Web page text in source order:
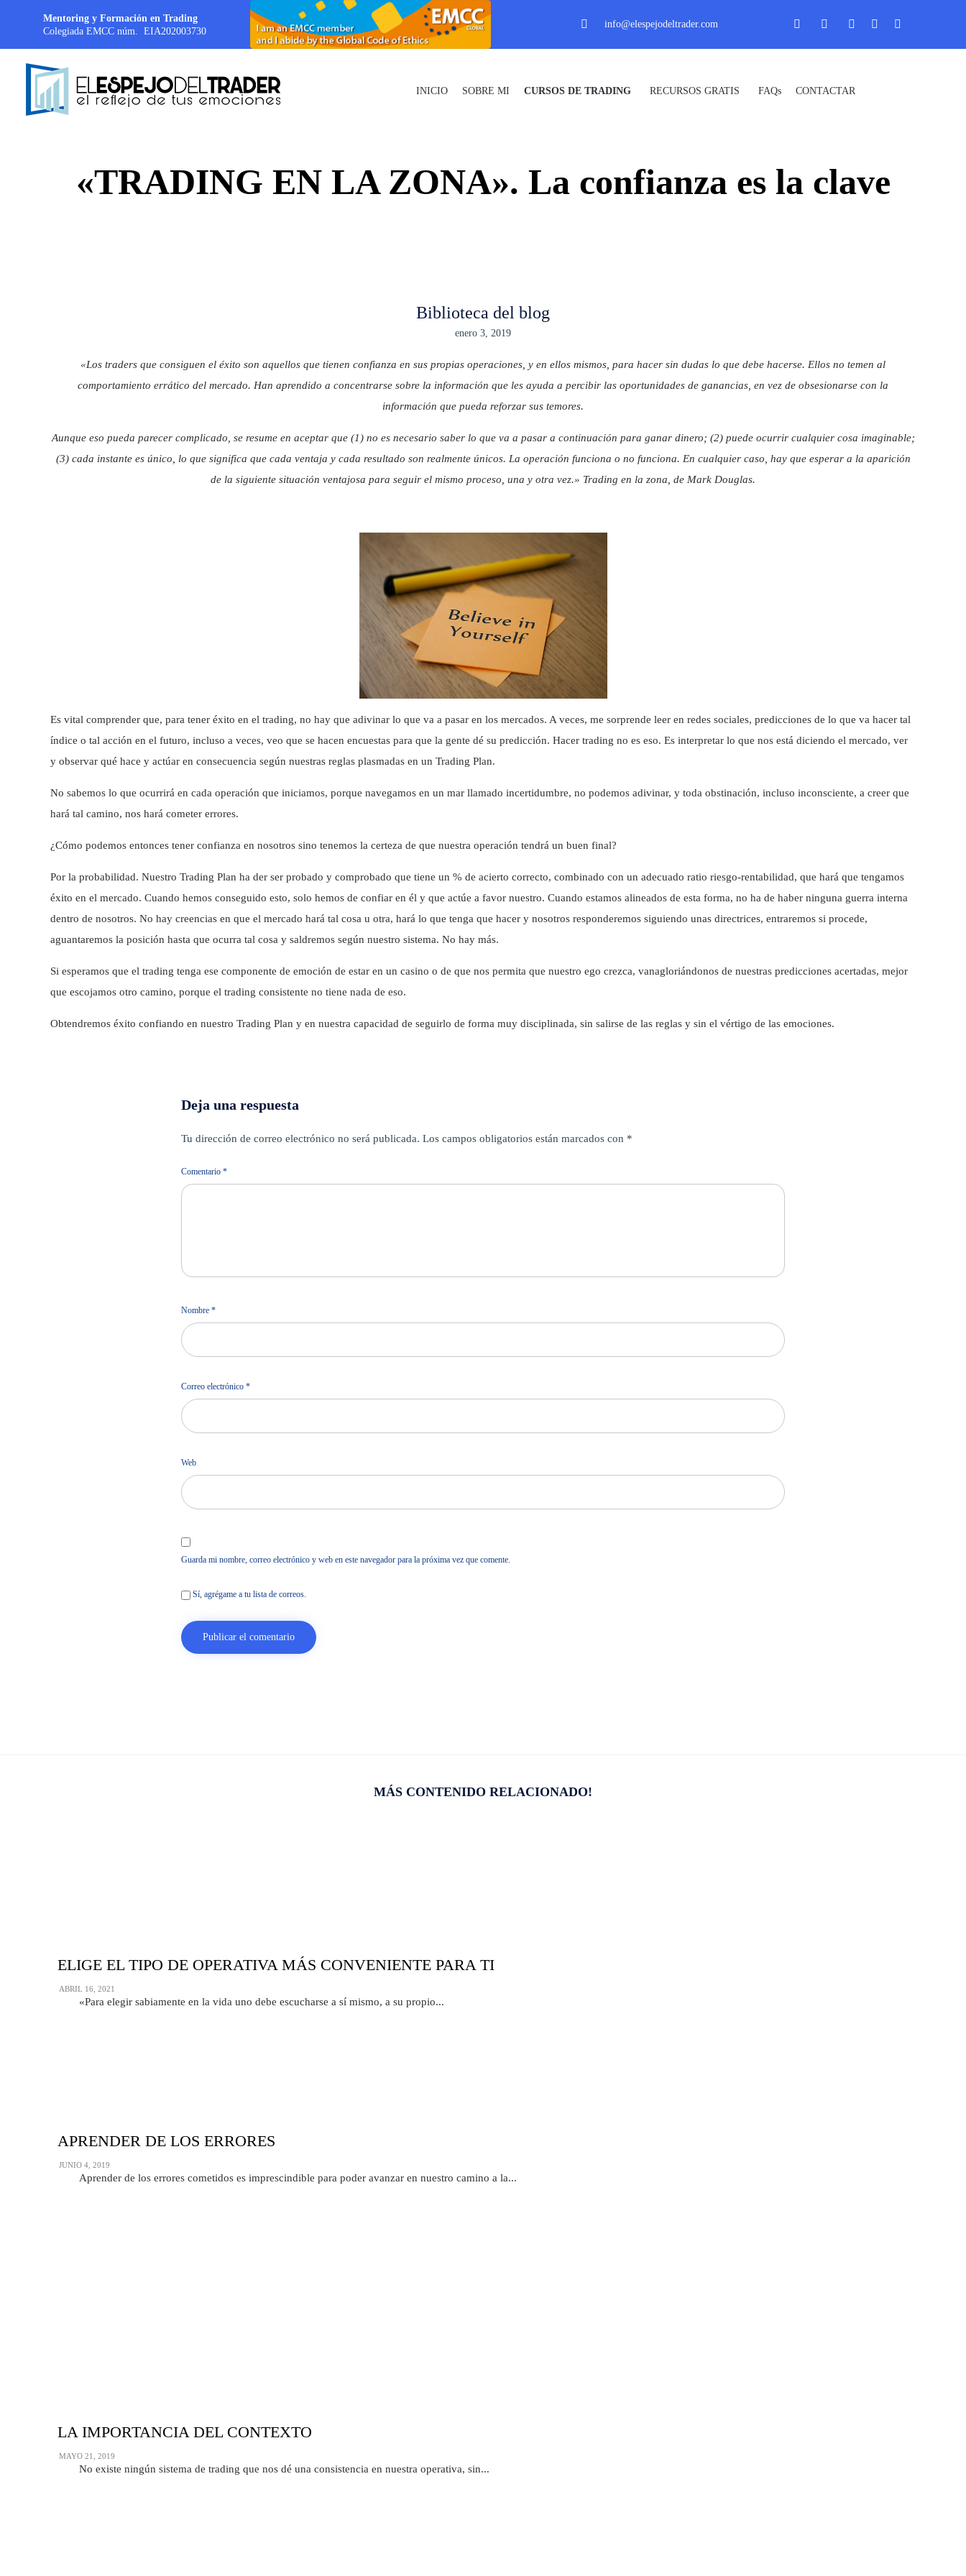
Mentoring y Formación en Trading
Colegiada EMCC núm. EIA202003730
info@elespejodeltrader.com
INICIO SOBRE MI CURSOS DE TRADING RECURSOS GRATIS FAQs CONTACTAR
«TRADING EN LA ZONA». La confianza es la clave
Biblioteca del blog
enero 3, 2019
«Los traders que consiguen el éxito son aquellos que tienen confianza en sus propias operaciones, y en ellos mismos, para hacer sin dudas lo que debe hacerse. Ellos no temen al
comportamiento errático del mercado. Han aprendido a concentrarse sobre la información que les ayuda a percibir las oportunidades de ganancias, en vez de obsesionarse con la
información que pueda reforzar sus temores.
Aunque eso pueda parecer complicado, se resume en aceptar que (1) no es necesario saber lo que va a pasar a continuación para ganar dinero; (2) puede ocurrir cualquier cosa imaginable;
(3) cada instante es único, lo que significa que cada ventaja y cada resultado son realmente únicos. La operación funciona o no funciona. En cualquier caso, hay que esperar a la aparición
de la siguiente situación ventajosa para seguir el mismo proceso, una y otra vez.» Trading en la zona, de Mark Douglas.
Es vital comprender que, para tener éxito en el trading, no hay que adivinar lo que va a pasar en los mercados. A veces, me sorprende leer en redes sociales, predicciones de lo que va hacer tal
índice o tal acción en el futuro, incluso a veces, veo que se hacen encuestas para que la gente dé su predicción. Hacer trading no es eso. Es interpretar lo que nos está diciendo el mercado, ver
y observar qué hace y actúar en consecuencia según nuestras reglas plasmadas en un Trading Plan.
No sabemos lo que ocurrirá en cada operación que iniciamos, porque navegamos en un mar llamado incertidumbre, no podemos adivinar, y toda obstinación, incluso inconsciente, a creer que
hará tal camino, nos hará cometer errores.
¿Cómo podemos entonces tener confianza en nosotros sino tenemos la certeza de que nuestra operación tendrá un buen final?
Por la probabilidad. Nuestro Trading Plan ha der ser probado y comprobado que tiene un % de acierto correcto, combinado con un adecuado ratio riesgo-rentabilidad, que hará que tengamos
éxito en el mercado. Cuando hemos conseguido esto, solo hemos de confiar en él y que actúe a favor nuestro. Cuando estamos alineados de esta forma, no ha de haber ninguna guerra interna
dentro de nosotros. No hay creencias en que el mercado hará tal cosa u otra, hará lo que tenga que hacer y nosotros responderemos siguiendo unas directrices, entraremos si procede,
aguantaremos la posición hasta que ocurra tal cosa y saldremos según nuestro sistema. No hay más.
Si esperamos que el trading tenga ese componente de emoción de estar en un casino o de que nos permita que nuestro ego crezca, vanagloriándonos de nuestras predicciones acertadas, mejor
que escojamos otro camino, porque el trading consistente no tiene nada de eso.
Obtendremos éxito confiando en nuestro Trading Plan y en nuestra capacidad de seguirlo de forma muy disciplinada, sin salirse de las reglas y sin el vértigo de las emociones.
Deja una respuesta
Tu dirección de correo electrónico no será publicada. Los campos obligatorios están marcados con *
Comentario *
Nombre *
Correo electrónico *
Web
Guarda mi nombre, correo electrónico y web en este navegador para la próxima vez que comente.
Sí, agrégame a tu lista de correos.
MÁS CONTENIDO RELACIONADO!
ELIGE EL TIPO DE OPERATIVA MÁS CONVENIENTE PARA TI
ABRIL 16, 2021
«Para elegir sabiamente en la vida uno debe escucharse a sí mismo, a su propio...
APRENDER DE LOS ERRORES
JUNIO 4, 2019
Aprender de los errores cometidos es imprescindible para poder avanzar en nuestro camino a la...
LA IMPORTANCIA DEL CONTEXTO
MAYO 21, 2019
No existe ningún sistema de trading que nos dé una consistencia en nuestra operativa, sin...